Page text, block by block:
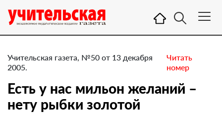
Учительская газета, №50 от 13 декабря
2005.
Читать
номер
Есть у нас мильон желаний –
нету рыбки золотой